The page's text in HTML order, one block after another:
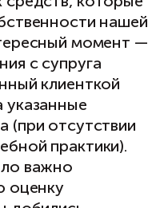
нашей
момент —
с супруга
клиенткой
указанные
(при отсутствии
практики).
важно
оценку